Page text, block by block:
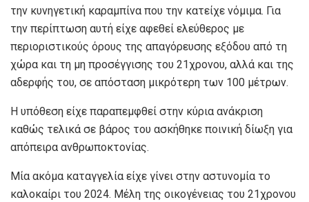
την κυνηγετική καραμπίνα που την κατείχε νόμιμα. Για
την περίπτωση αυτή είχε αφεθεί ελεύθερος με
περιοριστικούς όρους της απαγόρευσης εξόδου από τη
χώρα και τη μη προσέγγισης του 21χρονου, αλλά και της
αδερφής του, σε απόσταση μικρότερη των 100 μέτρων.
Η υπόθεση είχε παραπεμφθεί στην κύρια ανάκριση
καθώς τελικά σε βάρος του ασκήθηκε ποινική δίωξη για
απόπειρα ανθρωποκτονίας.
Μία ακόμα καταγγελία είχε γίνει στην αστυνομία το
καλοκαίρι του 2024. Μέλη της οικογένειας του 21χρονου